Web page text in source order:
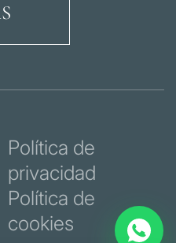
Ricardo
Política de
privacidad
Política de
cookies